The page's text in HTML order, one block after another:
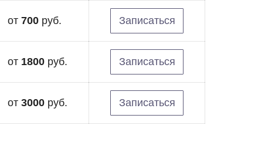
от 700 руб. Записаться
от 1800 руб. Записаться
от 3000 руб. Записаться